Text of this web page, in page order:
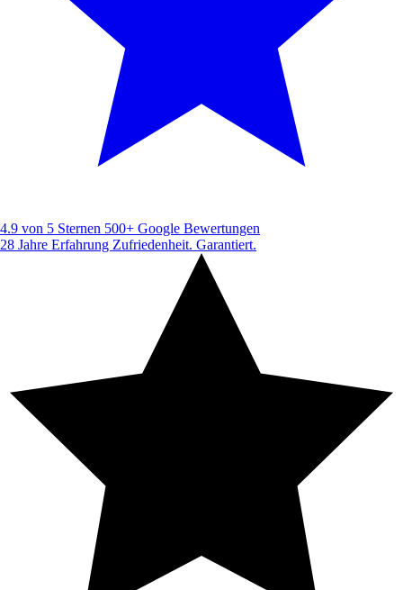
4.9 von 5 Sternen 500+ Google Bewertungen
28 Jahre Erfahrung Zufriedenheit. Garantiert.